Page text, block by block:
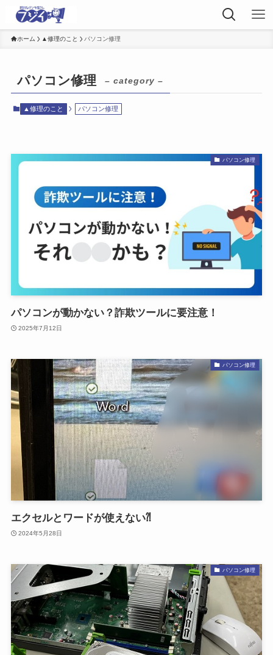
ホーム ▲修理のこと パソコン修理
パソコン修理 – category –
▲修理のこと パソコン修理
パソコン修理
パソコンが動かない？詐欺ツールに要注意！
2025年7月12日
パソコン修理
エクセルとワードが使えない⁈
2024年5月28日
パソコン修理